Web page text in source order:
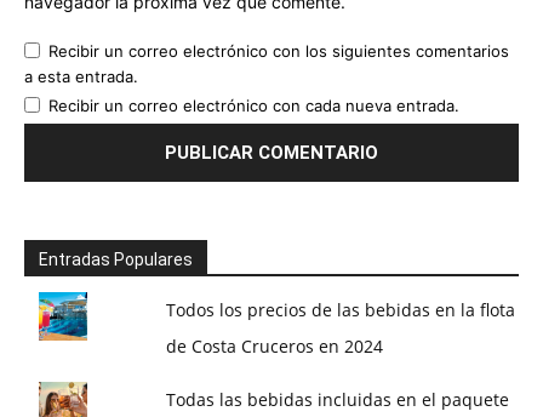
Recibir un correo electrónico con los siguientes comentarios
a esta entrada.
Recibir un correo electrónico con cada nueva entrada.
Entradas Populares
Todos los precios de las bebidas en la flota
de Costa Cruceros en 2024
Todas las bebidas incluidas en el paquete